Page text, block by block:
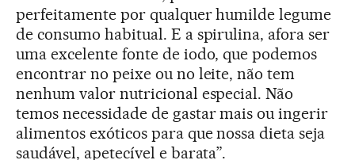
perfeitamente por qualquer humilde legume
de consumo habitual. E a spirulina, afora ser
uma excelente fonte de iodo, que podemos
encontrar no peixe ou no leite, não tem
nenhum valor nutricional especial. Não
temos necessidade de gastar mais ou ingerir
alimentos exóticos para que nossa dieta seja
saudável, apetecível e barata”.